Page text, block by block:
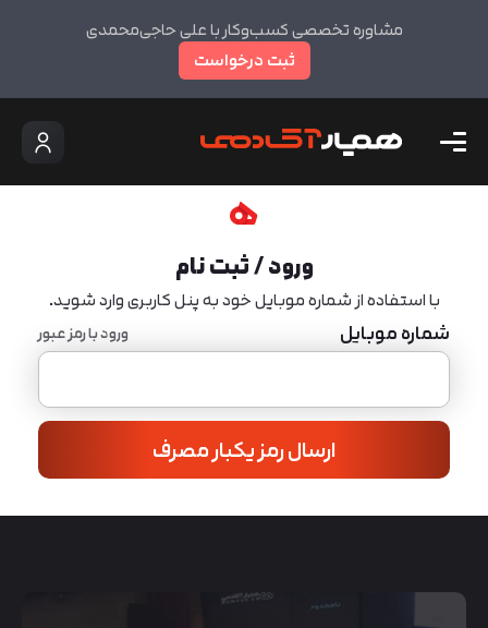
مشاوره تخصصی کسب‌وکار با علی حاجی‌محمدی
ثبت درخواست
ورود / ثبت نام
با استفاده از شماره موبایل خود به پنل کاربری وارد شوید.
شماره موبایل ورود با رمز عبور
ارسال رمز یکبار مصرف